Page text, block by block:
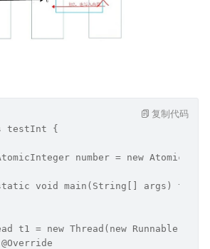
testInt {
number = new
void main(String[] args)
t1 = new Thread(new Runnable() {
复制代码